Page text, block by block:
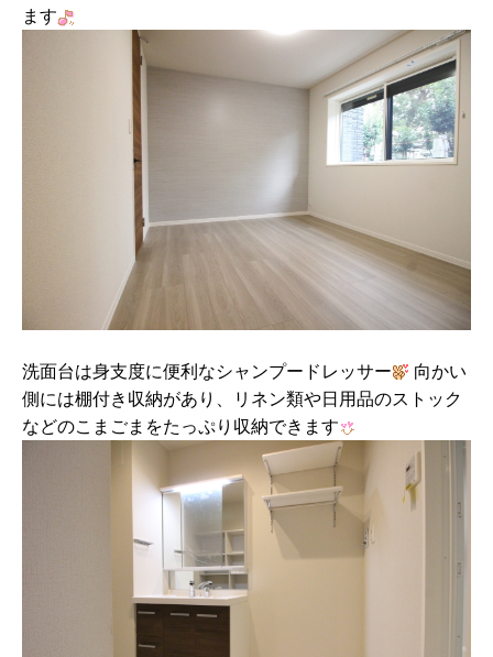
ます
洗面台は身支度に便利なシャンプードレッサー
向かい
側には棚付き収納があり、リネン類や日用品のストック
などのこまごまをたっぷり収納できます